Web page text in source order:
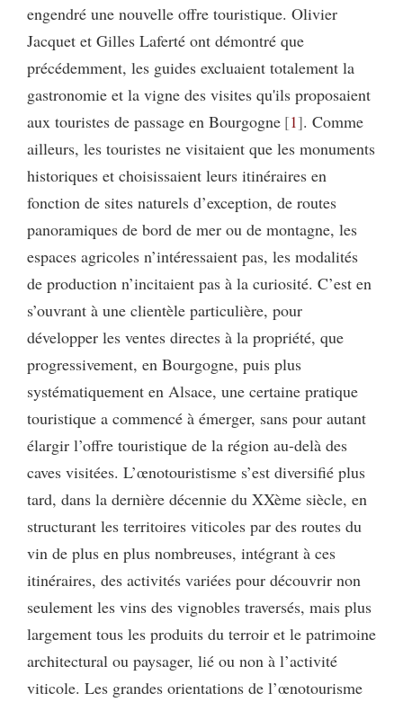
engendré une nouvelle offre touristique. Olivier
Jacquet et Gilles Laferté ont démontré que
précédemment, les guides excluaient totalement la
gastronomie et la vigne des visites qu'ils proposaient
aux touristes de passage en Bourgogne 1 . Comme
ailleurs, les touristes ne visitaient que les monuments
historiques et choisissaient leurs itinéraires en
fonction de sites naturels d’exception, de routes
panoramiques de bord de mer ou de montagne, les
espaces agricoles n’intéressaient pas, les modalités
de production n’incitaient pas à la curiosité. C’est en
s’ouvrant à une clientèle particulière, pour
développer les ventes directes à la propriété, que
progressivement, en Bourgogne, puis plus
systématiquement en Alsace, une certaine pratique
touristique a commencé à émerger, sans pour autant
élargir l’offre touristique de la région au-delà des
caves visitées. L’œnotouristisme s’est diversifié plus
tard, dans la dernière décennie du XXème siècle, en
structurant les territoires viticoles par des routes du
vin de plus en plus nombreuses, intégrant à ces
itinéraires, des activités variées pour découvrir non
seulement les vins des vignobles traversés, mais plus
largement tous les produits du terroir et le patrimoine
architectural ou paysager, lié ou non à l’activité
viticole. Les grandes orientations de l’œnotourisme